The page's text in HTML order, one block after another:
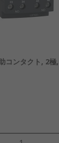
ます。
点の摩耗が
欠かせません
の影響を受け
ンタクト, 2極,